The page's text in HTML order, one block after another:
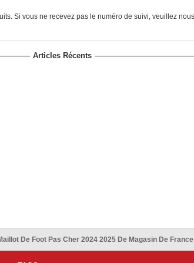
Si vous ne recevez pas le numéro de suivi, veuillez nous
Articles Récents
De Foot Pas Cher 2024 2025 De Magasin De France